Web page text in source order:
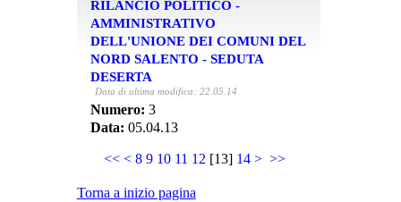
RILANCIO POLITICO -
AMMINISTRATIVO
DELL'UNIONE DEI COMUNI DEL
NORD SALENTO - SEDUTA
DESERTA
Data di ultima modifica: 22.05.14
Numero: 3
Data: 05.04.13
<< < 8 9 10 11 12 [13] 14 > >>
Torna a inizio pagina